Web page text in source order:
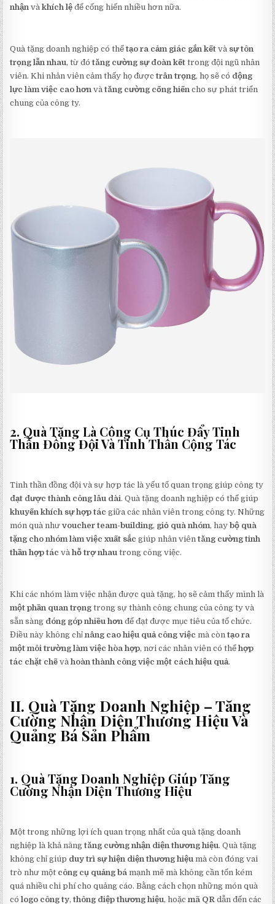
nhận vàkhích lệ để cống hiến nhiều hơn nữa.
Quà tặng doanh nghiệp có thểtạo ra cảm giác gắn kết và sự tôn
trọng lẫn nhau, từ đótăng cường sự đoàn kết trong đội ngũ nhân
viên. Khi nhân viên cảm thấy họ đượctrân trọng, họ sẽ có động
lực làm việc cao hơn vàtăng cường cống hiến cho sự phát triển
chung của công ty.
2. Quà Tặng Là Công Cụ Thúc Đẩy Tinh
Thần Đồng Đội Và Tinh Thần Cộng Tác
Tinh thần đồng đội và sự hợp tác là yếu tố quan trọng giúp công ty
đạt được thành công lâu dài. Quà tặng doanh nghiệp có thể giúp
khuyến khích sự hợp tác giữa các nhân viên trong công ty. Những
món quà nhưvoucher team-building, giỏ quà nhóm, haybộ quà
tặng cho nhóm làm việc xuất sắc giúp nhân viêntăng cường tinh
thần hợp tác vàhỗ trợ nhau trong công việc.
Khi các nhóm làm việc nhận được quà tặng, họ sẽ cảm thấy mình là
một phần quan trọng trong sự thành công chung của công ty và
sẵn sàng đóng góp nhiều hơn để đạt được mục tiêu của tổ chức.
Điều này không chỉnâng cao hiệu quả công việc mà còntạo ra
một môi trường làm việc hòa hợp, nơi các nhân viên có thểhợp
tác chặt chẽ vàhoàn thành công việc một cách hiệu quả.
II. Quà Tặng Doanh Nghiệp – Tăng
Cường Nhận Diện Thương Hiệu Và
Quảng Bá Sản Phẩm
1. Quà Tặng Doanh Nghiệp Giúp Tăng
Cường Nhận Diện Thương Hiệu
Một trong những lợi ích quan trọng nhất của quà tặng doanh
nghiệp là khả năngtăng cường nhận diện thương hiệu. Quà tặng
không chỉ giúp duy trì sự hiện diện thương hiệu mà còn đóng vai
trò như một công cụ quảng bá mạnh mẽ mà không cần tốn kém
quá nhiều chi phí cho quảng cáo. Bằng cách chọn những món quà
cólogo công ty,thông điệp thương hiệu, hoặcmã QR dẫn đến các